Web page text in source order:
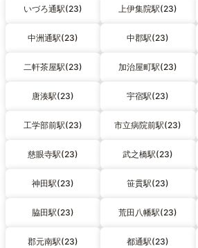
いづろ通駅(23) 上伊集院駅(23)
中洲通駅(23) 中郡駅(23)
二軒茶屋駅(23) 加治屋町駅(23)
唐湊駅(23) 宇宿駅(23)
工学部前駅(23) 市立病院前駅(23)
慈眼寺駅(23) 武之橋駅(23)
神田駅(23) 笹貫駅(23)
脇田駅(23) 荒田八幡駅(23)
郡元南駅(23) 都通駅(23)